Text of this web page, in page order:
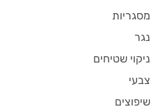
מסגריות
נגר
ניקוי שטיחים
צבעי
שיפוצים